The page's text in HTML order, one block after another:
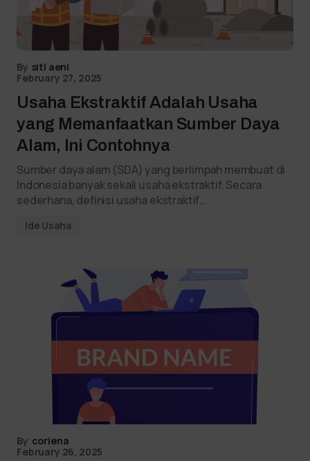
By siti aeni
February 27, 2025
Usaha Ekstraktif Adalah Usaha
yang Memanfaatkan Sumber Daya
Alam, Ini Contohnya
Sumber daya alam (SDA) yang berlimpah membuat di
Indonesia banyak sekali usaha ekstraktif. Secara
sederhana, definisi usaha ekstraktif…
Ide Usaha
By coriena
February 26, 2025